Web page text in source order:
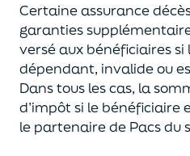
Certaine assurance
garanties
versé aux bénéficiaires
dépendant, invalide ou
Dans tous les cas, la
d’impôt si le bénéficiaire
le partenaire de Pacsdu